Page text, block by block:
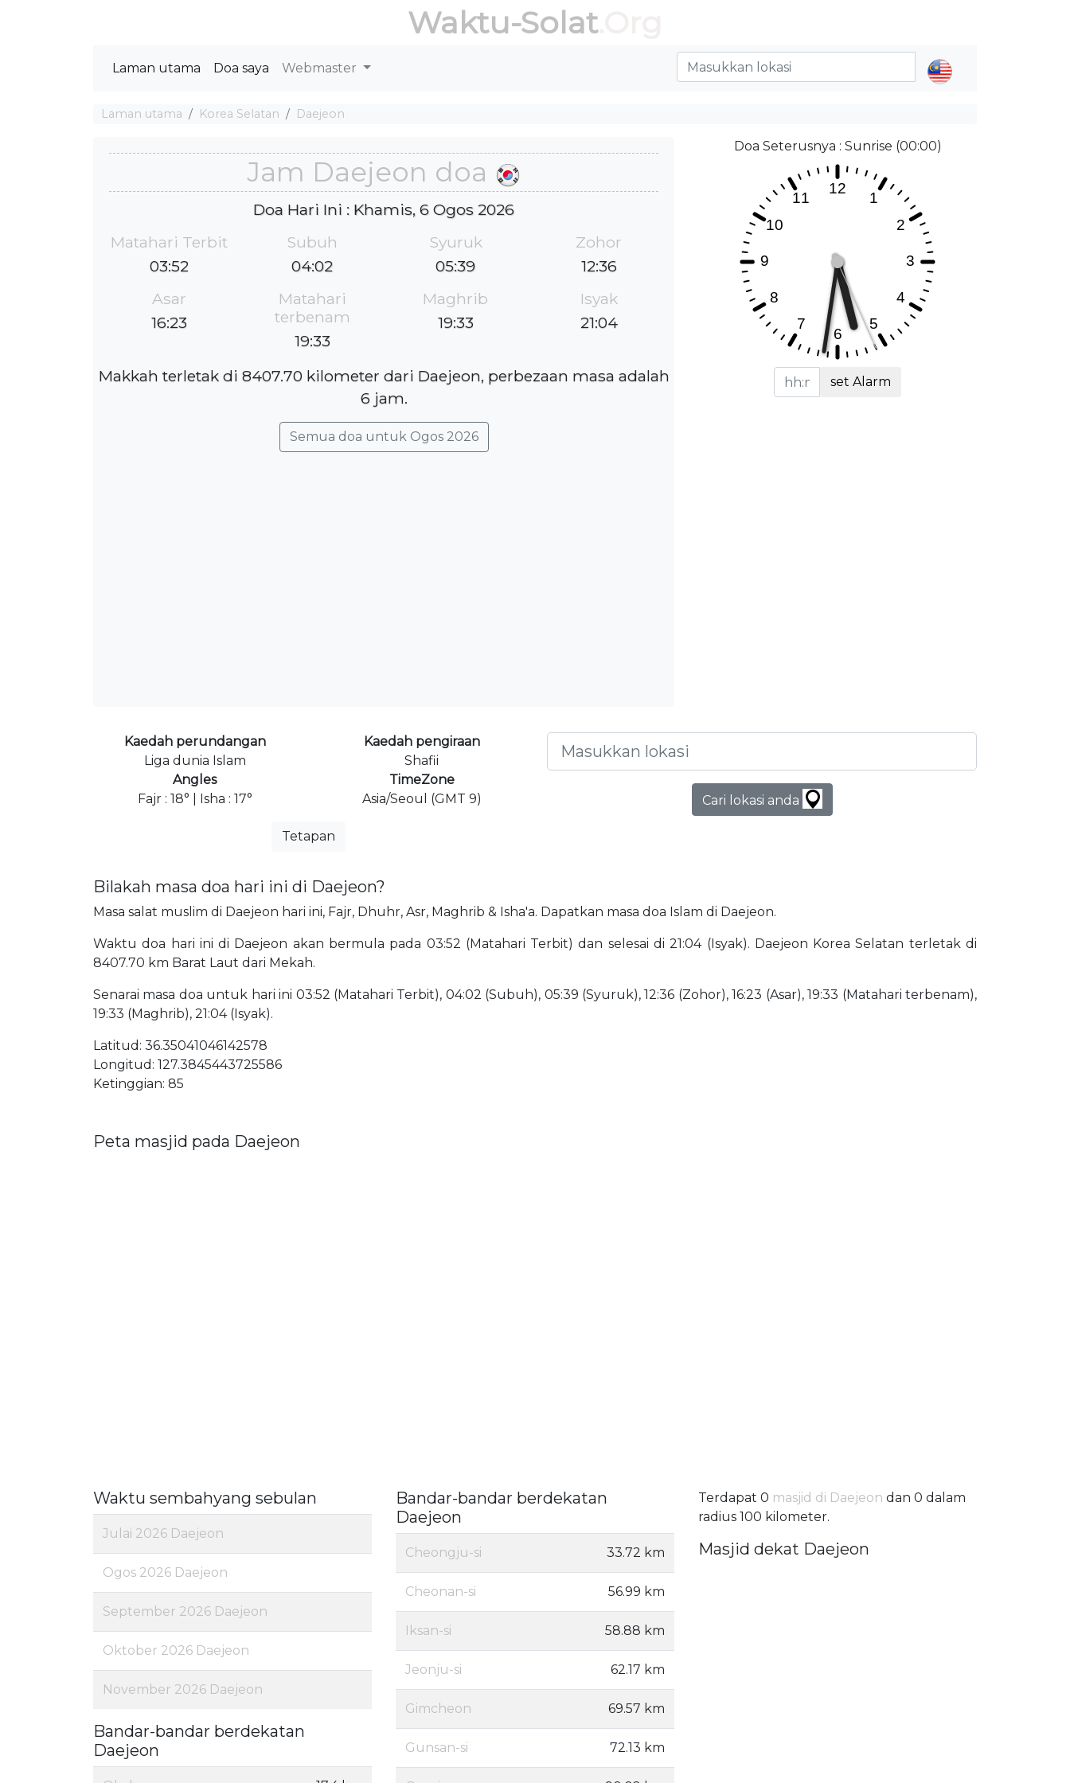
Waktu-Solat.Org
Laman utama Doa saya Webmaster
Laman utama Korea Selatan Daejeon
Jam Daejeon doa
Doa Hari Ini : Khamis, 6 Ogos 2026
Matahari Terbit
03:52
Subuh
04:02
Syuruk
05:39
Zohor
12:36
Asar
16:23
Matahari
terbenam
19:33
Maghrib
19:33
Isyak
21:04
Makkah terletak di 8407.70 kilometer dari Daejeon, perbezaan masa adalah
6 jam.
Semua doa untuk Ogos 2026
Doa Seterusnya : Sunrise (00:00)
set Alarm
Kaedah perundangan
Liga dunia Islam
Kaedah pengiraan
Shafii
Angles
Fajr : 18° | Isha : 17°
TimeZone
Asia/Seoul (GMT 9)
Tetapan
Cari lokasi anda
Bilakah masa doa hari ini di Daejeon?
Masa salat muslim di Daejeon hari ini, Fajr, Dhuhr, Asr, Maghrib & Isha'a. Dapatkan masa doa Islam di Daejeon.
Waktu doa hari ini di Daejeon akan bermula pada 03:52 (Matahari Terbit) dan selesai di 21:04 (Isyak). Daejeon Korea Selatan terletak di
8407.70 km Barat Laut dari Mekah.
Senarai masa doa untuk hari ini 03:52 (Matahari Terbit), 04:02 (Subuh), 05:39 (Syuruk), 12:36 (Zohor), 16:23 (Asar), 19:33 (Matahari terbenam),
19:33 (Maghrib), 21:04 (Isyak).
Latitud: 36.35041046142578
Longitud: 127.3845443725586
Ketinggian: 85
Peta masjid pada Daejeon
Waktu sembahyang sebulan
Julai 2026 Daejeon
Ogos 2026 Daejeon
September 2026 Daejeon
Oktober 2026 Daejeon
November 2026 Daejeon
Bandar-bandar berdekatan
Daejeon
Bandar-bandar berdekatan
Daejeon
Cheongju-si 33.72 km
Cheonan-si 56.99 km
Iksan-si 58.88 km
Jeonju-si 62.17 km
Gimcheon 69.57 km
Gunsan-si 72.13 km
Terdapat 0 masjid di Daejeon dan 0 dalam
radius 100 kilometer.
Masjid dekat Daejeon